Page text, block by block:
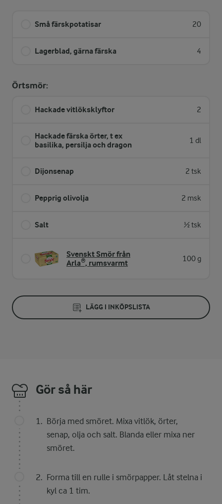
Små färskpotatisar 20
Lagerblad, gärna färska 4
Örtsmör:
Hackade vitlöksklyftor 2
Hackade färska örter, t ex
basilika, persilja och dragon
1 dl
Dijonsenap 2 tsk
Pepprig olivolja 2 msk
Salt ½ tsk
Svenskt Smör från
Arla®, rumsvarmt
100 g
LÄGG I INKÖPSLISTA
Gör så här
Börja med smöret. Mixa vitlök, örter,
senap, olja och salt. Blanda eller mixa ner
smöret.
Forma till en rulle i smörpapper. Låt stelna i
kyl ca 1 tim.